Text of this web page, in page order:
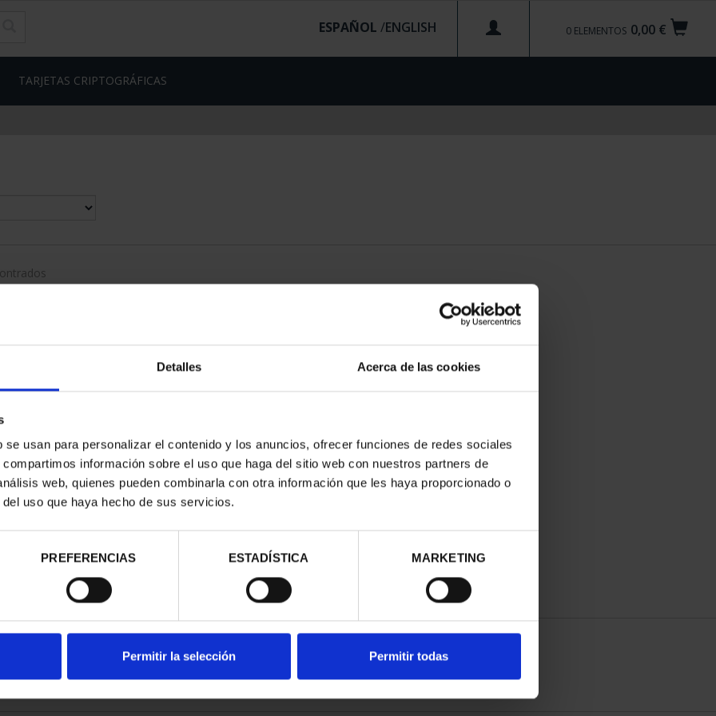
Detalles Acerca de las cookies
usan para personalizar el contenido y los anuncios, ofrecer funciones de redes sociales
información sobre el uso que haga del sitio web con nuestros partners de
web, quienes pueden combinarla con otra información que les haya proporcionado o
uso que haya hecho de sus servicios.
PREFERENCIAS ESTADÍSTICA MARKETING
Permitir la selección Permitir todas
0,00 €
0 ELEMENTOS
ESPAÑOL /
TARJETAS CRIPTOGRÁFICAS
II -